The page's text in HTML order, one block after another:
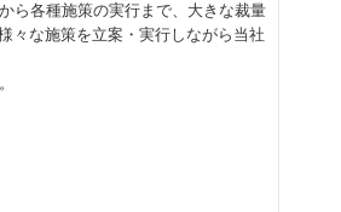
ら各種施策の実行まで、大きな裁量
々な施策を立案・実行しながら当社